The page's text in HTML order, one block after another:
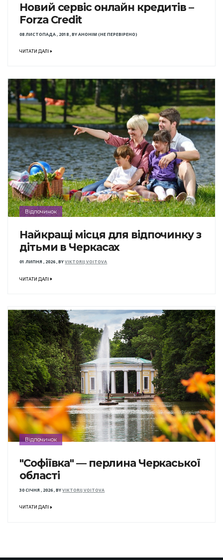
Новий сервіс онлайн кредитів –
Forza Credit
08 ЛИСТОПАДА , 2018,BYАНОНІМ (НЕ ПЕРЕВІРЕНО)
ЧИТАТИ ДАЛІ
Відпочинок
Найкращі місця для відпочинку з
дітьми в Черкасах
01 ЛИПНЯ , 2026,BYVIKTORIJ VOITOVA
ЧИТАТИ ДАЛІ
Відпочинок
"Софіївка" — перлина Черкаської
області
30 СІЧНЯ , 2026,BYVIKTORIJ VOITOVA
ЧИТАТИ ДАЛІ